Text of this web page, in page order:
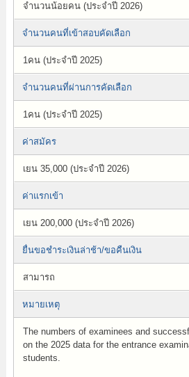
จำนวนน้อยคน (ประจำปี 2026)
จำนวนคนที่เข้าสอบคัดเลือก
1คน (ประจำปี 2025)
จำนวนคนที่ผ่านการคัดเลือก
1คน (ประจำปี 2025)
ค่าสมัคร
เยน 35,000 (ประจำปี 2026)
ค่าแรกเข้า
เยน 200,000 (ประจำปี 2026)
ยื่นขอชำระเงินล่าช้า/ขอคืนเงิน
สามารถ
หมายเหตุ
The numbers of examinees and
on the 2025 data for the entrance
students.